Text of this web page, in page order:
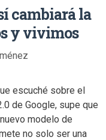
cambiará la
y vivimos
escuché sobre el
de Google, supe que
modelo de
no solo ser una